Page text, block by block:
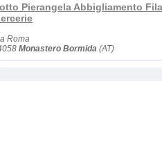
Pierangela Abbigliamento
Roma
Monastero Bormida (AT)